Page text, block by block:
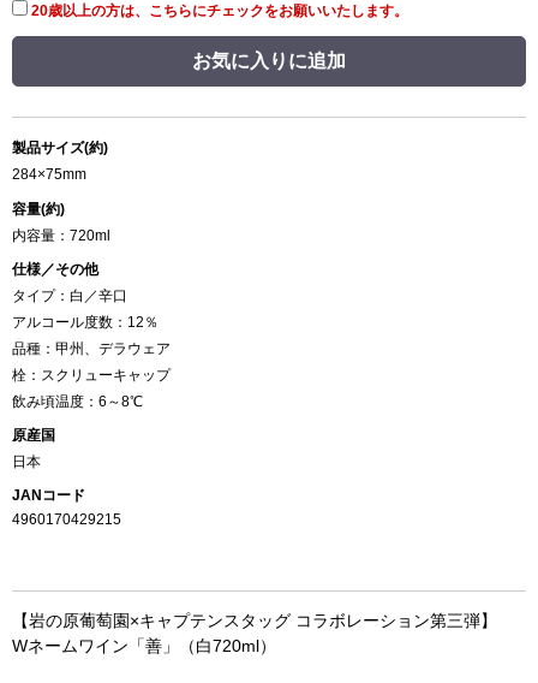
20歳以上の方は、こちらにチェックをお願いいたします。
お気に入りに追加
製品サイズ(約)
284×75mm
容量(約)
内容量：720ml
仕様／その他
タイプ：白／辛口
アルコール度数：12％
品種：甲州、デラウェア
栓：スクリューキャップ
飲み頃温度：6～8℃
原産国
日本
JANコード
4960170429215
【岩の原葡萄園×キャプテンスタッグ コラボレーション第三弾】
Wネームワイン「善」（白720ml）